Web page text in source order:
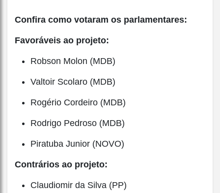
Confira como votaram os parlamentares:
Favoráveis ao projeto:
Robson Molon (MDB)
Valtoir Scolaro (MDB)
Rogério Cordeiro (MDB)
Rodrigo Pedroso (MDB)
Piratuba Junior (NOVO)
Contrários ao projeto:
Claudiomir da Silva (PP)